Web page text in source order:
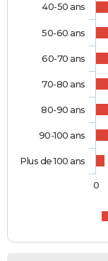
40-50 ans
50-60 ans
60-70 ans
70-80 ans
80-90 ans
90-100 ans
Plus de 100 ans
0